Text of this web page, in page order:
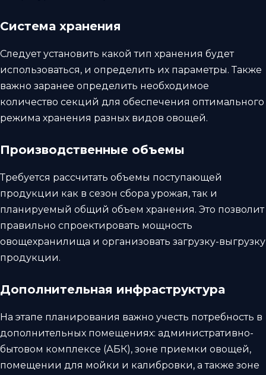
Система хранения
Следует установить какой тип хранения будет
использоваться, и определить их параметры. Также
важно заранее определить необходимое
количество секций для обеспечения оптимального
режима хранения разных видов овощей.
Производственные объемы
Требуется рассчитать объемы поступающей
продукции как в сезон сбора урожая, так и
планируемый общий объем хранения. Это позволит
правильно спроектировать мощность
овощехранилища и организовать загрузку-выгрузку
продукции.
Дополнительная инфраструктура
На этапе планирования важно учесть потребность в
дополнительных помещениях: административно-
бытовом комплексе (АБК), зоне приемки овощей,
помещении для мойки и калибровки, а также зоне